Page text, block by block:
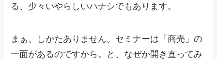
る、少々いやらしいハナシでもあります。
まぁ、しかたありません。セミナーは「商売」の
一面があるのですから。と、なぜか開き直ってみ